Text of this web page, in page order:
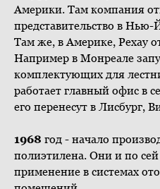
Америки. Там компания
представительство в Нью-
Там же, в Америке, Рехау
Например в Монреале
комплектующих для
работает главный офис в
его перенесут в
1968 год - начало
полиэтилена. Они и по
применение в системах